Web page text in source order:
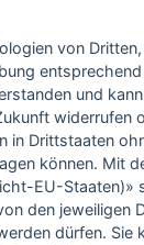
von
und
widerrufen
in Drittstaaten
können. Mit
EU-Staaten)»
den jeweiligen
dürfen. Sie